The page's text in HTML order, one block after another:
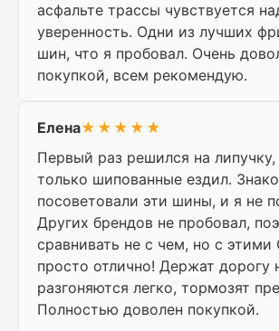
асфальте трассы чувствуется
уверенность. Одни из лучших
шин, что я пробовал. Очень
покупкой, всем рекомендую.
Елена★★★★★
Первый раз решился на
только шипованные ездил.
посоветовали эти шины, и я не
Других брендов не пробовал,
сравнивать не с чем, но с этими
просто отлично! Держат дорогу
разгоняются легко, тормозят
Полностью доволен покупкой.